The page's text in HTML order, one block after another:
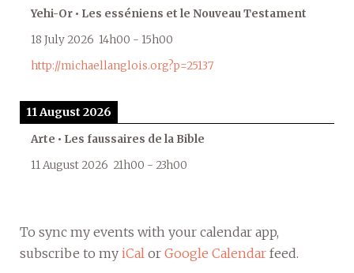
Yehi-Or • Les esséniens et le Nouveau Testament
18 July 2026 14h00 - 15h00
http://michaellanglois.org?p=25137
11 August 2026
Arte • Les faussaires de la Bible
11 August 2026 21h00 - 23h00
To sync my events with your calendar app,
subscribe to my iCal or Google Calendar feed.